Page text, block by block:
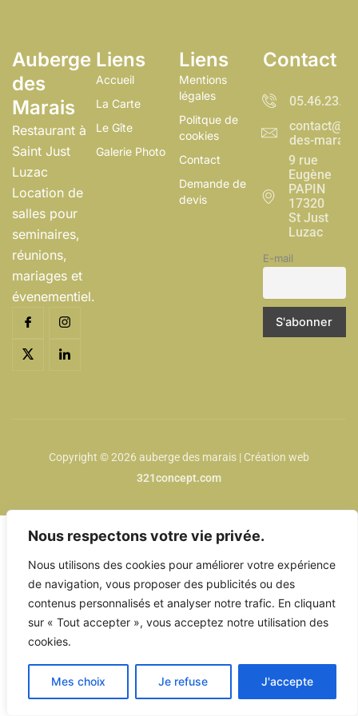
Nous respectons votre vie privée.
Nous utilisons des cookies pour améliorer votre expérience
de navigation, vous proposer des publicités ou des
contenus personnalisés et analyser notre trafic. En cliquant
sur « Tout accepter », vous acceptez notre utilisation des
cookies.
Mes choix Je refuse J'accepte
Auberge
des
Marais
Restaurant à
Saint Just
Luzac
Location de
salles pour
seminaires,
réunions,
mariages et
évenementiel.
Liens
Accueil
La Carte
Le Gîte
Galerie Photo
Liens
Mentions
légales
Politque de
cookies
Contact
Demande de
devis
Contact
des-
9 rue
Eugène
PAPIN
17320
St Just
Luzac
E-mail
Copyright © 2026 auberge des marais | Création web
321concept.com